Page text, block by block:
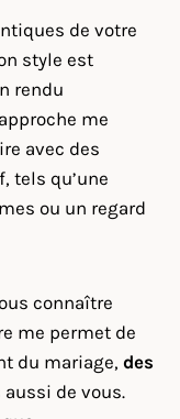
de votre
style est
rendu
me
avec des
tels qu’une
ou un regard
connaître
me permet de
du mariage, des
de vous.